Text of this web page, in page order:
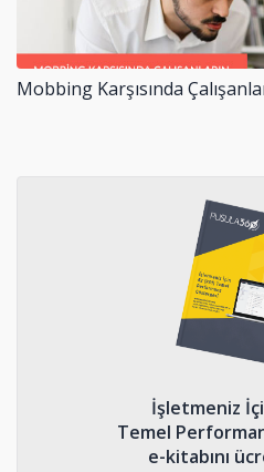
Mobbing Karşısında
İşletmeniz
Temel
e-kitabını